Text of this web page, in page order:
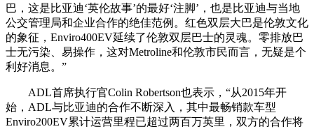
巴，这是比亚迪‘英伦故事’的最好‘注脚’，也是比亚迪与当地
公交管理局和企业合作的绝佳范例。红色双层大巴是伦敦文化
的象征，Enviro400EV延续了伦敦双层巴士的灵魂。零排放巴
士无污染、易操作，这对Metroline和伦敦市民而言，无疑是个
利好消息。”
ADL首席执行官Colin Robertson也表示，“从2015年开
始，ADL与比亚迪的合作不断深入，其中最畅销款车型
Enviro200EV累计运营里程已超过两百万英里，双方的合作将